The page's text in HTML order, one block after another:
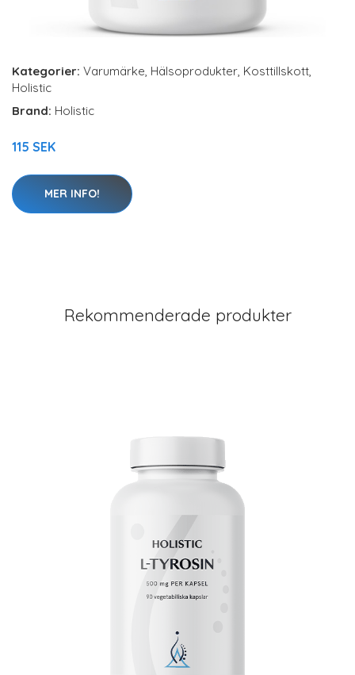
Kategorier: Varumärke, Hälsoprodukter, Kosttillskott,
Holistic
Brand: Holistic
115 SEK
MER INFO!
Rekommenderade produkter